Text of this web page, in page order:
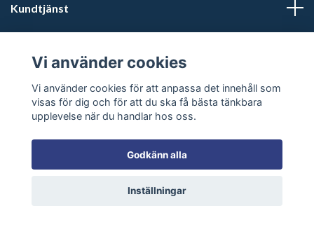
Kundtjänst
Sociala medier
© 2026 Inkashop - Unique shamanic & spiritual products
Vi använder cookies
Vi använder cookies för att anpassa det innehåll som
visas för dig och för att du ska få bästa tänkbara
upplevelse när du handlar hos oss.
Godkänn alla
Inställningar